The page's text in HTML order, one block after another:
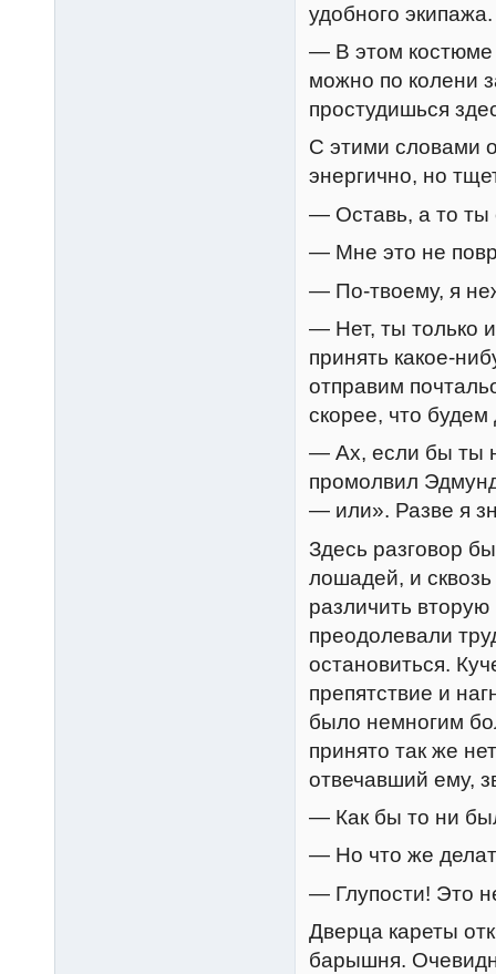
удобного экипажа.
— В этом костюме
можно по колени
простудишься
С этими словами
энергично, но
— Оставь, а то
— Мне это не
— По-твоему, я
— Нет, ты только
принять какое-
отправим
скорее, что будем
— Ах, если бы ты
промолвил
— или». Разве я
Здесь разговор
лошадей, и
различить
преодолевали
остановиться.
препятствие и
было немногим
принято так же
отвечавший ему,
— Как бы то ни
— Но что же
— Глупости! Это
Дверца кареты
барышня.